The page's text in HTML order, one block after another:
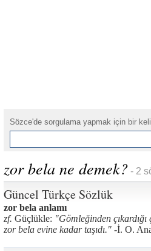
Sözce'de sorgulama yapmak için bir
zor bela ne demek? - 2
Güncel Türkçe Sözlük
zor bela anlamı
zf. Güçlükle: "Gömleğinden
zor bela evine kadar taşıdı." -İ. O.